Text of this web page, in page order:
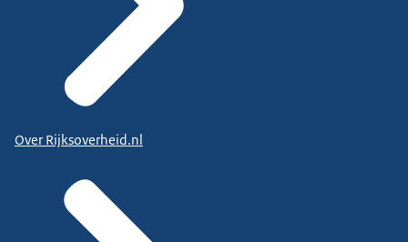
Over Rijksoverheid.nl